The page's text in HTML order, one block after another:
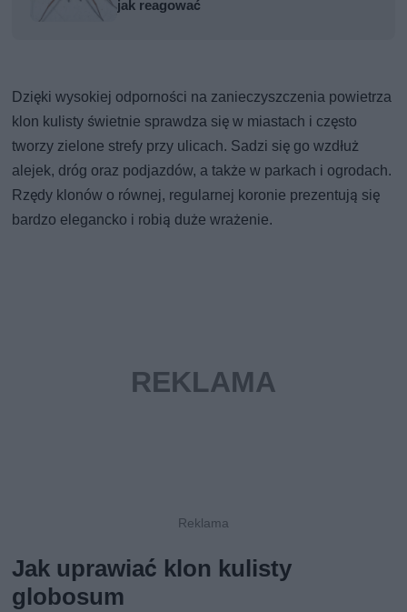
jak reagować
Dzięki wysokiej odporności na zanieczyszczenia powietrza
klon kulisty świetnie sprawdza się w miastach i często
tworzy zielone strefy przy ulicach. Sadzi się go wzdłuż
alejek, dróg oraz podjazdów, a także w parkach i ogrodach.
Rzędy klonów o równej, regularnej koronie prezentują się
bardzo elegancko i robią duże wrażenie.
Jak uprawiać klon kulisty
globosum